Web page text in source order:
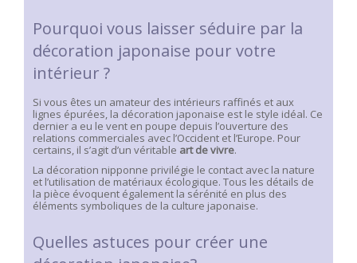
Pourquoi vous laisser séduire par la
décoration japonaise pour votre
intérieur ?
Si vous êtes un amateur des intérieurs raffinés et aux
lignes épurées, la décoration japonaise est le style idéal. Ce
dernier a eu le vent en poupe depuis l’ouverture des
relations commerciales avec l’Occident et l’Europe. Pour
certains, il s’agit d’un véritable art de vivre.
La décoration nipponne privilégie le contact avec la nature
et l’utilisation de matériaux écologique. Tous les détails de
la pièce évoquent également la sérénité en plus des
éléments symboliques de la culture japonaise.
Quelles astuces pour créer une